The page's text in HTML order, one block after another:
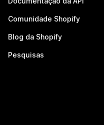
Comunidade Shopify
Blog da Shopify
Pesquisas